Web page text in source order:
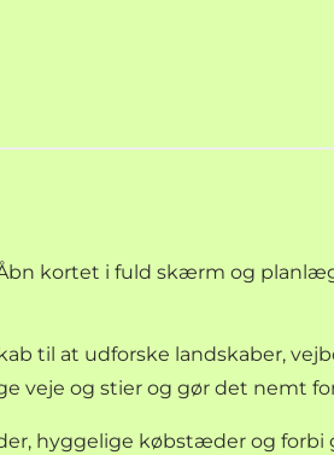
kortet i fuld skærm og
til at udforske landskaber,
veje og stier og gør det nemt
hyggelige købstæder og